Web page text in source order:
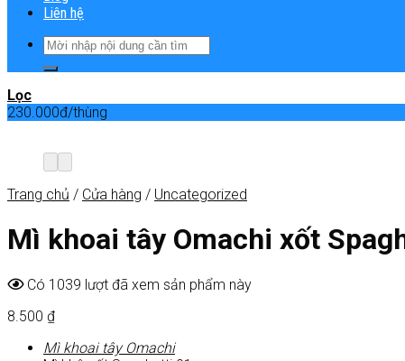
Liên hệ
Lọc
230.000đ/thùng
Trang chủ / Cửa hàng / Uncategorized
Mì khoai tây Omachi xốt
Có 1039 lượt đã xem sản phẩm này
8.500 ₫
Mì khoai tây Omachi